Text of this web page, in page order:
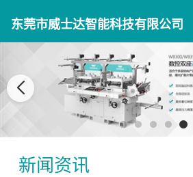
东莞市威士达智能科技有限公司
新闻资讯